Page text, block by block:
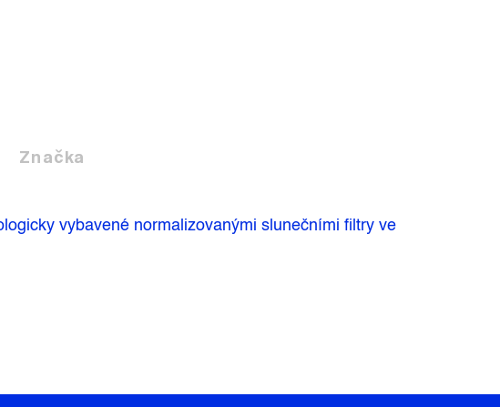
Značka
vybavené normalizovanými slunečními filtry ve